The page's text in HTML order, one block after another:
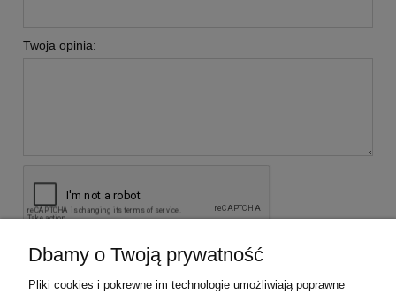
Twoja opinia:
Dbamy o Twoją prywatność
Pliki cookies i pokrewne im technologie umożliwiają poprawne